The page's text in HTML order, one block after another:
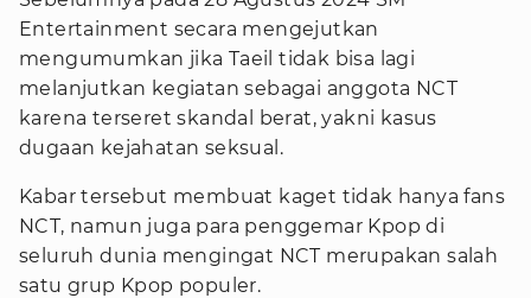
Entertainment secara mengejutkan
mengumumkan jika Taeil tidak bisa lagi
melanjutkan kegiatan sebagai anggota NCT
karena terseret skandal berat, yakni kasus
dugaan kejahatan seksual.
Kabar tersebut membuat kaget tidak hanya fans
NCT, namun juga para penggemar Kpop di
seluruh dunia mengingat NCT merupakan salah
satu grup Kpop populer.